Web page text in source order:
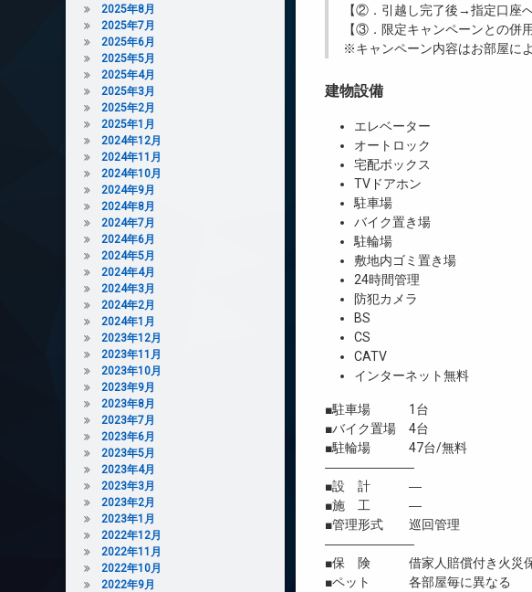
【②．引越し完了後→指定口座へ
【③．限定キャンペーンとの併用
※キャンペーン内容はお部屋に
建物設備
エレベーター
オートロック
宅配ボックス
TVドアホン
駐車場
バイク置き場
駐輪場
敷地内ゴミ置き場
24時間管理
防犯カメラ
BS
CS
CATV
インターネット無料
■駐車場 1台
■バイク置場 4台
■駐輪場 47台/無料
―――――――
■設 計 ―
■施 工 ―
■管理形式 巡回管理
―――――――
■保 険 借家人賠償付き火災保
■ペット 各部屋毎に異なる
2025年8月
2025年7月
2025年6月
2025年5月
2025年4月
2025年3月
2025年2月
2025年1月
2024年12月
2024年11月
2024年10月
2024年9月
2024年8月
2024年7月
2024年6月
2024年5月
2024年4月
2024年3月
2024年2月
2024年1月
2023年12月
2023年11月
2023年10月
2023年9月
2023年8月
2023年7月
2023年6月
2023年5月
2023年4月
2023年3月
2023年2月
2023年1月
2022年12月
2022年11月
2022年10月
2022年9月